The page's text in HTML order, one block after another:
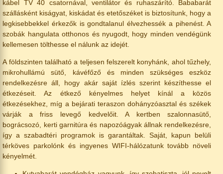
kábel TV 40 csatornával, ventilátor és ruhaszárító. Bababarát
szállásként kiságyat, kiskádat és etetőszéket is biztosítunk, hogy a
legkisebbekkel érkezők is gondtalanul élvezhessék a pihenést. A
szobák hangulata otthonos és nyugodt, hogy minden vendégünk
kellemesen tölthesse el nálunk az idejét.
A földszinten található a teljesen felszerelt konyhánk, ahol tűzhely,
mikrohullámú sütő, kávéfőző és minden szükséges eszköz
rendelkezésre áll, hogy akár saját ízlés szerint készíthesse el
étkezéseit. Az étkező kényelmes helyet kínál a közös
étkezésekhez, míg a bejárati teraszon dohányzóasztal és székek
várják a friss levegő kedvelőit. A kertben szalonnasütő,
bográcsozó, kerti garnitúra és napozóágyak állnak rendelkezésre,
így a szabadtéri programok is garantáltak. Saját, kapun belüli
térköves parkolónk és ingyenes WIFI-hálózatunk tovább növeli
kényelmét.